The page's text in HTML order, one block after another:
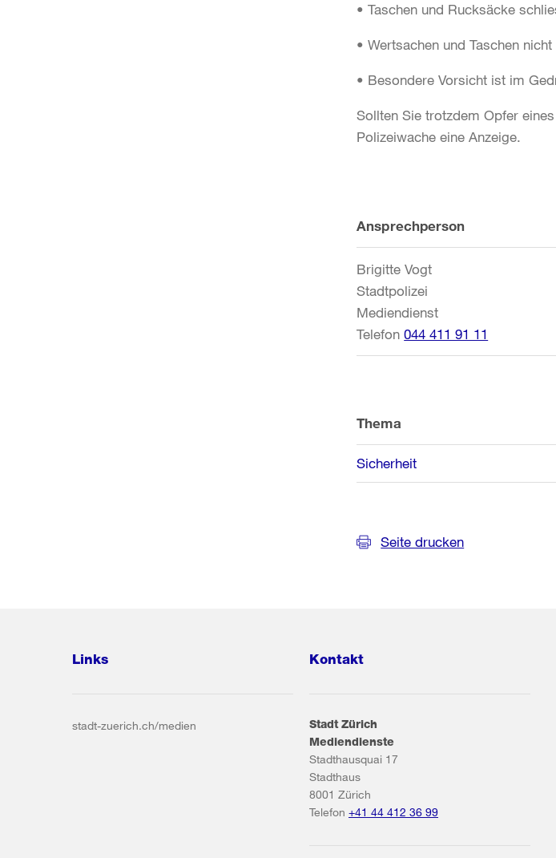
• Taschen und Rucksäcke
• Wertsachen und Taschen
• Besondere Vorsicht ist im
Sollten Sie trotzdem Opfer
Polizeiwache eine Anzeige.
Weitere
Informationen
Ansprechperson
Brigitte Vogt
Stadtpolizei
Mediendienst
Telefon 044 411 91 11
Thema
Sicherheit
Seite drucken
Links
stadt-zuerich.ch/medien
Kontakt
Stadt Zürich
Mediendienste
Stadthausquai 17
Stadthaus
8001 Zürich
Telefon +41 44 412 36 99